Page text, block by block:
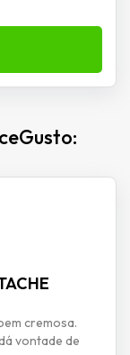
cremosa.
vontade de